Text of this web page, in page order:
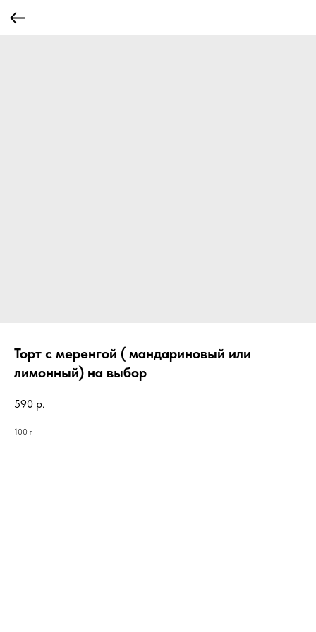
Торт с меренгой ( мандариновый или
лимонный) на выбор
590 р.
100 г